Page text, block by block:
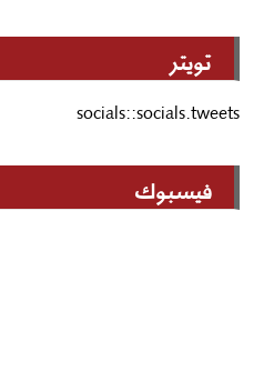
تويتر
socials::socials.tweets
فيسبوك